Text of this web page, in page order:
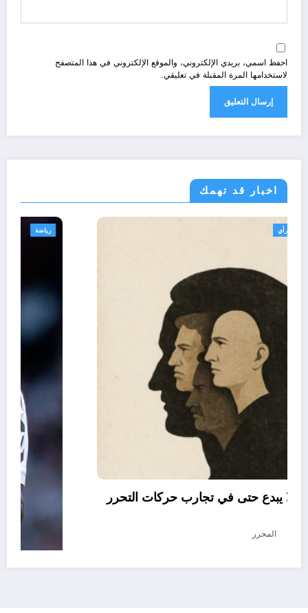
احفظ اسمي، بريدي الإلكتروني، والموقع الإلكتروني في هذا المتصفح
لاستخدامها المرة المقبلة في تعليقي.
اخبار قد تهمك
تعاليق حرة
العقل النقلي لا يبدع حتى في تجارب حركات التحرر
أغسطس 6, 2026